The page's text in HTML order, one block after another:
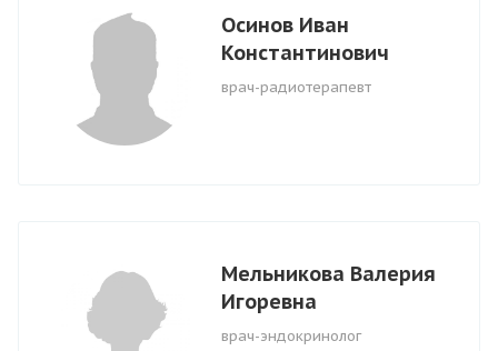
Осинов Иван
Константинович
врач-радиотерапевт
Мельникова Валерия
Игоревна
врач-эндокринолог